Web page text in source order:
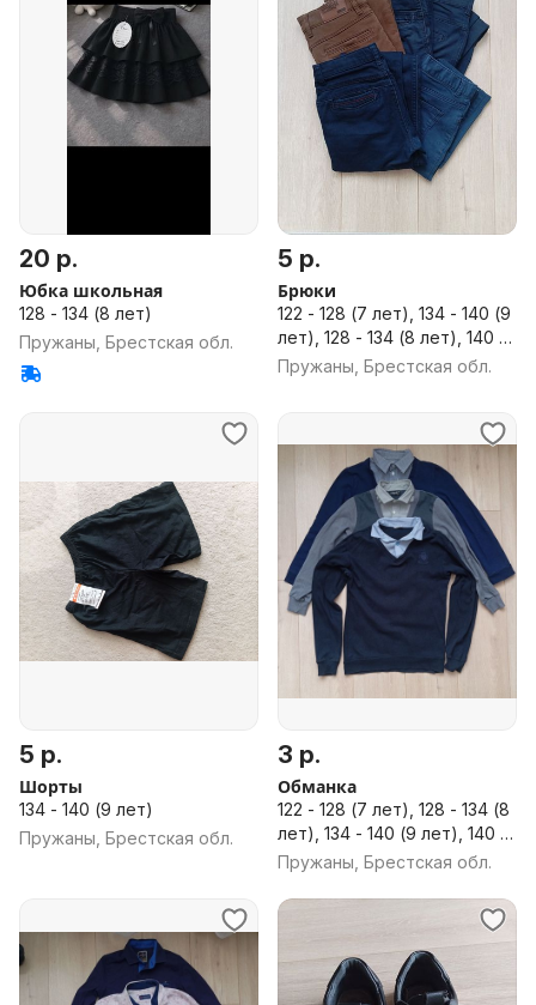
20 р.
Юбка школьная
128 - 134 (8 лет)
Пружаны, Брестская обл.
5 р.
Брюки
122 - 128 (7 лет), 134 - 140 (9
лет), 128 - 134 (8 лет), 140 -
146 (10 лет), 146 - 152 (11
Пружаны, Брестская обл.
5 р.
Шорты
134 - 140 (9 лет)
Пружаны, Брестская обл.
3 р.
Обманка
122 - 128 (7 лет), 128 - 134 (8
лет), 134 - 140 (9 лет), 140 -
146 (10 лет)
Пружаны, Брестская обл.